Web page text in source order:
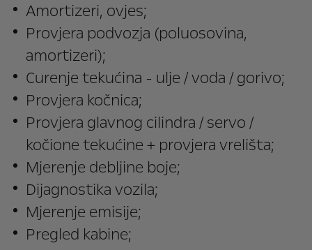
Amortizeri, ovjes;
Provjera podvozja (poluosovina,
amortizeri);
Curenje tekućina - ulje / voda / gorivo;
Provjera kočnica;
Provjera glavnog cilindra / servo /
kočione tekućine + provjera vrelišta;
Mjerenje debljine boje;
Dijagnostika vozila;
Mjerenje emisije;
Pregled kabine;